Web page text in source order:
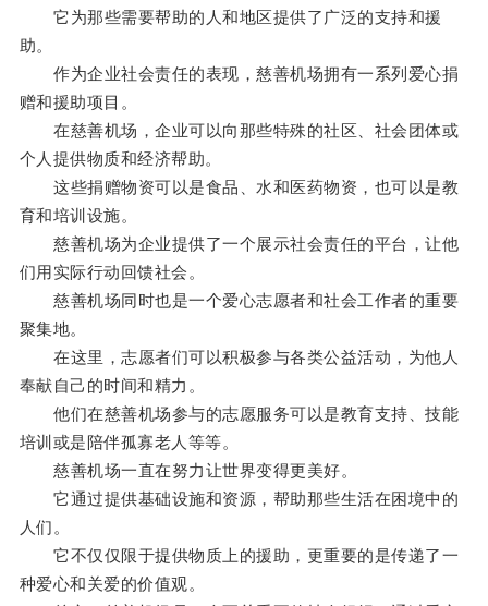
它为那些需要帮助的人和地区提供了广泛的支持和援
助。
作为企业社会责任的表现，慈善机场拥有一系列爱心捐
赠和援助项目。
在慈善机场，企业可以向那些特殊的社区、社会团体或
个人提供物质和经济帮助。
这些捐赠物资可以是食品、水和医药物资，也可以是教
育和培训设施。
慈善机场为企业提供了一个展示社会责任的平台，让他
们用实际行动回馈社会。
慈善机场同时也是一个爱心志愿者和社会工作者的重要
聚集地。
在这里，志愿者们可以积极参与各类公益活动，为他人
奉献自己的时间和精力。
他们在慈善机场参与的志愿服务可以是教育支持、技能
培训或是陪伴孤寡老人等等。
慈善机场一直在努力让世界变得更美好。
它通过提供基础设施和资源，帮助那些生活在困境中的
人们。
它不仅仅限于提供物质上的援助，更重要的是传递了一
种爱心和关爱的价值观。